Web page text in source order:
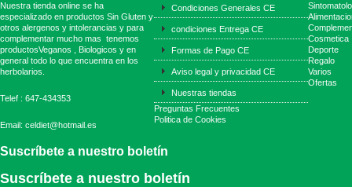
Nuestra tienda online se ha
especializado en productos Sin Gluten y
otros alergenos y intolerancias y para
complementar mucho mas tenemos
productosVeganos , Biologicos y en
general todo lo que encuentra en los
herbolarios.
Telef : 647-434353
Email: celdiet@hotmail.es
Condiciones Generales CE
condiciones Entrega CE
Formas de Pago CE
Aviso legal y privacidad CE
Nuestras tiendas
Preguntas Frecuentes
Politica de Cookies
Cosmetica
Deporte
Regalo
Varios
Ofertas
Suscríbete a nuestro boletín
Suscríbete a nuestro boletín